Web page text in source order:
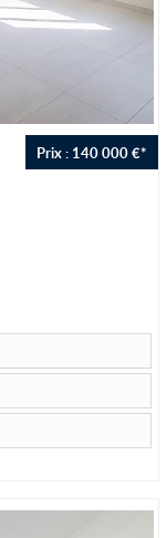
Prix : 140 000 €*